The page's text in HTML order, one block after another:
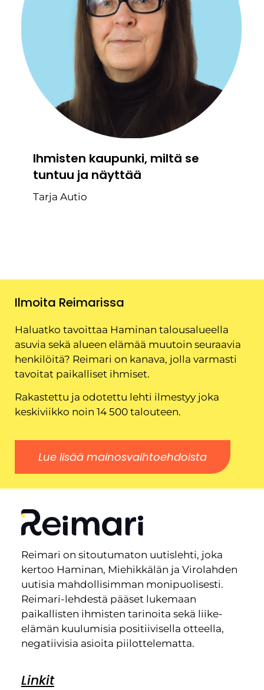
Ihmisten kaupunki, miltä se
tuntuu ja näyttää
Tarja Autio
Ilmoita Reimarissa
Haluatko tavoittaa Haminan talousalueella
asuvia sekä alueen elämää muutoin seuraavia
henkilöitä? Reimari on kanava, jolla varmasti
tavoitat paikalliset ihmiset.
Rakastettu ja odotettu lehti ilmestyy joka
keskiviikko noin 14 500 talouteen.
Lue lisää mainosvaihtoehdoista
Reimari on sitoutumaton uutislehti, joka
kertoo Haminan, Miehikkälän ja Virolahden
uutisia mahdollisimman monipuolisesti.
Reimari-lehdestä pääset lukemaan
paikallisten ihmisten tarinoita sekä liike-
elämän kuulumisia positiivisella otteella,
negatiivisia asioita piilottelematta.
Linkit